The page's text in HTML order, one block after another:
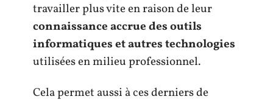
travailler plus vite en raison de leur
connaissance accrue des outils
informatiques et autres technologies
utilisées en milieu professionnel.
Cela permet aussi à ces derniers de